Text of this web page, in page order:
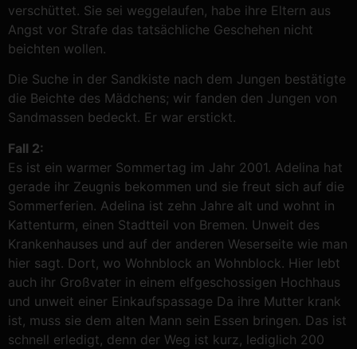
verschüttet. Sie sei weggelaufen, habe ihre Eltern aus
Angst vor Strafe das tatsächliche Geschehen nicht
beichten wollen.
Die Suche in der Sandkiste nach dem Jungen bestätigte
die Beichte des Mädchens; wir fanden den Jungen von
Sandmassen bedeckt. Er war erstickt.
Fall 2:
Es ist ein warmer Sommertag im Jahr 2001. Adelina hat
gerade ihr Zeugnis bekommen und sie freut sich auf die
Sommerferien. Adelina ist zehn Jahre alt und wohnt in
Kattenturm, einen Stadtteil von Bremen. Unweit des
Krankenhauses und auf der anderen Weserseite wie man
hier sagt. Dort, wo Wohnblock an Wohnblock. Hier lebt
auch ihr Großvater in einem elfgeschossigen Hochhaus
und unweit einer Einkaufspassage Da ihre Mutter krank
ist, muss sie dem alten Mann sein Essen bringen. Das ist
schnell erledigt, denn der Weg ist kurz, lediglich 200